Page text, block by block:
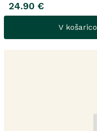
24.90 €
V košarico